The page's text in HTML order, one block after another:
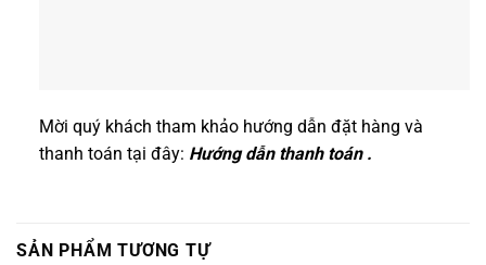
Mời quý khách tham khảo hướng dẫn đặt hàng và
thanh toán tại đây: Hướng dẫn thanh toán .
SẢN PHẨM TƯƠNG TỰ